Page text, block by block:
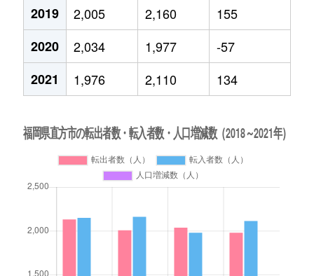
2019
2,005 2,160
155
2020
2,034 1,977
-57
2021
1,976 2,110 134